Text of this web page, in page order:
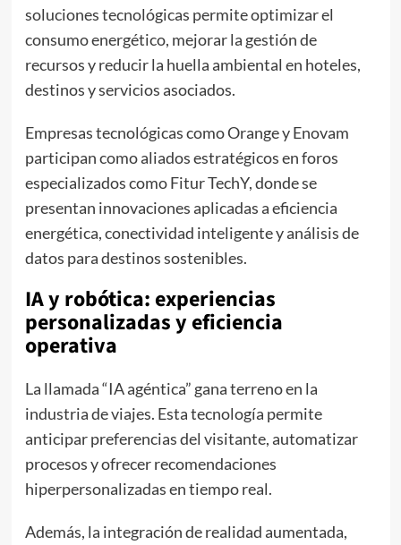
soluciones tecnológicas permite optimizar el
consumo energético, mejorar la gestión de
recursos y reducir la huella ambiental en hoteles,
destinos y servicios asociados.
Empresas tecnológicas como Orange y Enovam
participan como aliados estratégicos en foros
especializados como Fitur TechY, donde se
presentan innovaciones aplicadas a eficiencia
energética, conectividad inteligente y análisis de
datos para destinos sostenibles.
IA y robótica: experiencias
personalizadas y eficiencia
operativa
La llamada “IA agéntica” gana terreno en la
industria de viajes. Esta tecnología permite
anticipar preferencias del visitante, automatizar
procesos y ofrecer recomendaciones
hiperpersonalizadas en tiempo real.
Además, la integración de realidad aumentada,